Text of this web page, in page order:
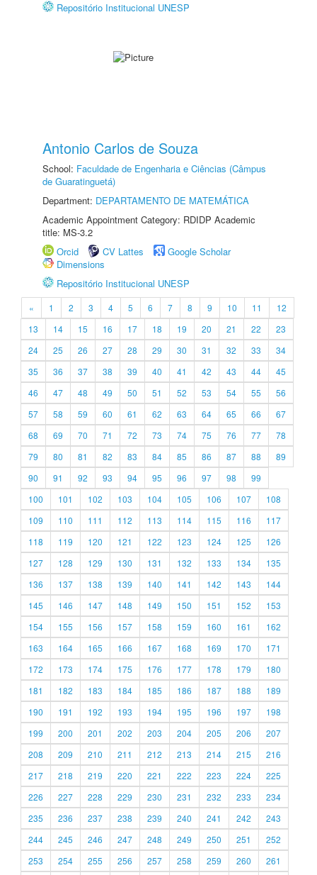
Repositório Institucional UNESP
Antonio Carlos de Souza
School: Faculdade de Engenharia e Ciências (Câmpus
de Guaratinguetá)
Department: DEPARTAMENTO DE MATEMÁTICA
Academic Appointment Category: RDIDP Academic
title: MS-3.2
Orcid
CV Lattes
Google Scholar
Dimensions
Repositório Institucional UNESP
« 1 2 3 4 5 6 7 8 9 10 11
12
13
14 15 16 17 18 19 20 21 22
23
24
25 26 27 28 29 30 31 32 33
34
35
36 37 38 39 40 41 42 43 44
45
46
47 48 49 50 51 52 53 54 55
56
57
58 59 60 61 62 63 64 65 66
67
68
69 70 71 72 73 74 75 76 77
78
79
80 81 82 83 84 85 86 87 88
89
90
91 92 93 94 95 96 97 98
99
100
101 102 103 104 105 106 107
108
109
110 111 112 113 114 115 116
117
118
119 120 121 122 123 124 125
126
127
128 129 130 131 132 133 134
135
136
137 138 139 140 141 142 143
144
145
146 147 148 149 150 151 152
153
154
155 156 157 158 159 160 161
162
163
164 165 166 167 168 169 170
171
172
173 174 175 176 177 178 179
180
181
182 183 184 185 186 187 188
189
190
191 192 193 194 195 196 197
198
199
200 201 202 203 204 205 206
207
208
209 210 211 212 213 214 215
216
217
218 219 220 221 222 223 224
225
226
227 228 229 230 231 232 233
234
235
236 237 238 239 240 241 242
243
244
245 246 247 248 249 250 251
252
253
254 255 256 257 258 259 260 261